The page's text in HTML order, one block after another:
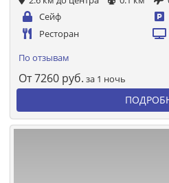
Сейф
Ресторан
По отзывам
От7260 руб. за 1 ночь